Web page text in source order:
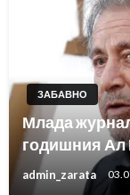
ЗАБАВНО
Млада
годишния
admin_zarata